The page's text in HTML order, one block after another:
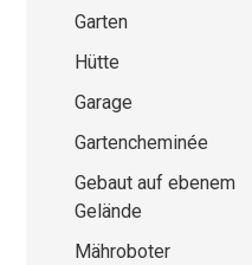
Garten
Hütte
Garage
Gartencheminée
Gebaut auf ebenem
Gelände
Mähroboter